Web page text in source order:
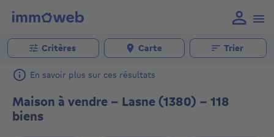
Critères Carte Trier
En savoir plus sur ces résultats
Maison à vendre - Lasne (1380) - 118
biens